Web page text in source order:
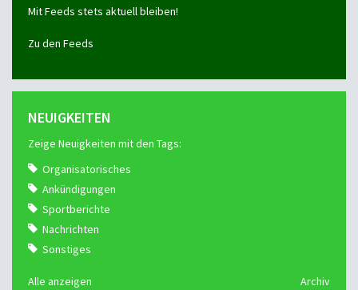
Mit Feeds stets aktuell bleiben!
Zu den Feeds
NEUIGKEITEN
Zeige Neuigkeiten mit den Tags:
Organisatorisches
Ankündigungen
Sportberichte
Nachrichten
Sonstiges
Alle anzeigen Archiv